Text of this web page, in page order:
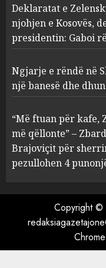
3
4
Deklaratat e
njohjen e Kosovës,
presidentin: Gaboi
Ngjarje e rëndë në
një banesë dhe
“Më ftuan për kafe,
më qëllonte” –
Brajoviçit për
pezullohen 4
Copyright ©